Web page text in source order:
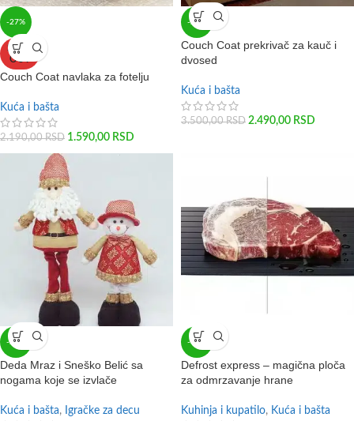
-27%
SOLD
OUT
Couch Coat navlaka za fotelju
Kuća i bašta
2.190,00RSD 1.590,00 RSD
-29%
Couch Coat prekrivač za kauč i
dvosed
Kuća i bašta
3.500,00RSD 2.490,00 RSD
-25%
Deda Mraz i Sneško Belić sa
nogama koje se izvlače
Kuća i bašta, Igračke za decu
-44%
Defrost express – magična ploča
za odmrzavanje hrane
Kuhinja i kupatilo, Kuća i bašta